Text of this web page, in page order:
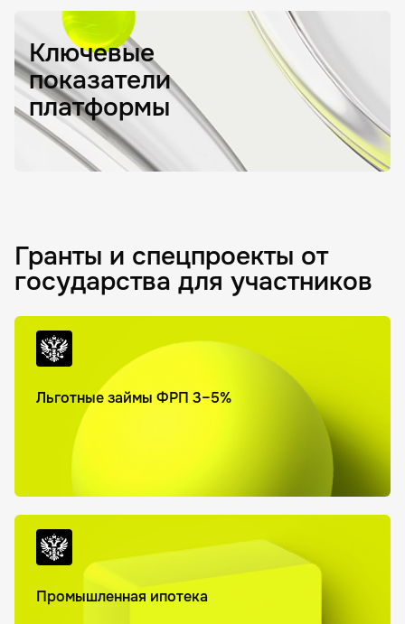
Ключевые
показатели
платформы
Гранты и спецпроекты от
государства для участников
Льготные займы ФРП 3–5%
Промышленная ипотека